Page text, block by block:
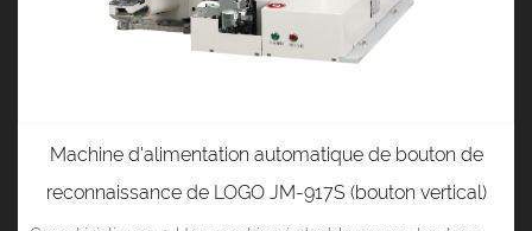
Machine d'alimentation automatique de bouton de
reconnaissance de LOGO JM-917S (bouton vertical)